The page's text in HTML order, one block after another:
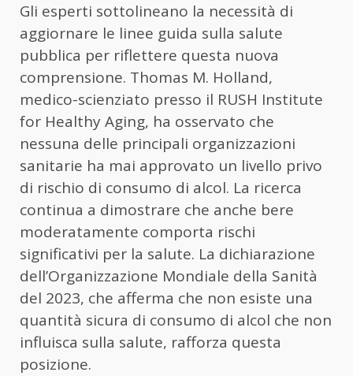
Gli esperti sottolineano la necessità di
aggiornare le linee guida sulla salute
pubblica per riflettere questa nuova
comprensione. Thomas M. Holland,
medico-scienziato presso il RUSH Institute
for Healthy Aging, ha osservato che
nessuna delle principali organizzazioni
sanitarie ha mai approvato un livello privo
di rischio di consumo di alcol. La ricerca
continua a dimostrare che anche bere
moderatamente comporta rischi
significativi per la salute. La dichiarazione
dell’Organizzazione Mondiale della Sanità
del 2023, che afferma che non esiste una
quantità sicura di consumo di alcol che non
influisca sulla salute, rafforza questa
posizione.